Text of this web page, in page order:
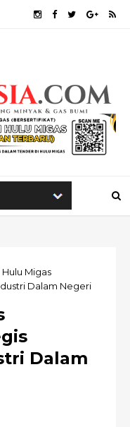
Hulu Migas
Dalam Negeri
Dalam